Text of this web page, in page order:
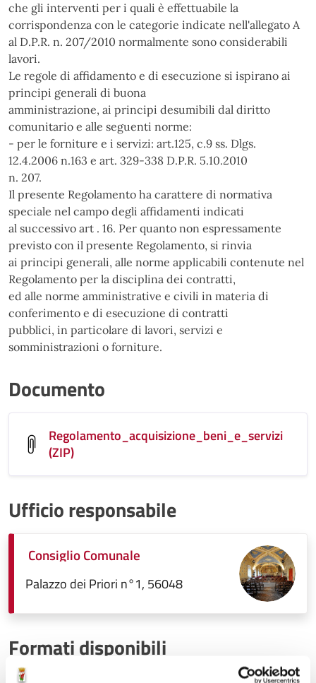
che gli interventi per i quali è effettuabile la
corrispondenza con le categorie indicate nell'allegato A
al D.P.R. n. 207/2010 normalmente sono considerabili
lavori.
Le regole di affidamento e di esecuzione si ispirano ai
principi generali di buona
amministrazione, ai principi desumibili dal diritto
comunitario e alle seguenti norme:
- per le forniture e i servizi: art.125, c.9 ss. Dlgs.
12.4.2006 n.163 e art. 329-338 D.P.R. 5.10.2010
n. 207.
Il presente Regolamento ha carattere di normativa
speciale nel campo degli affidamenti indicati
al successivo art . 16. Per quanto non espressamente
previsto con il presente Regolamento, si rinvia
ai principi generali, alle norme applicabili contenute nel
Regolamento per la disciplina dei contratti,
ed alle norme amministrative e civili in materia di
conferimento e di esecuzione di contratti
pubblici, in particolare di lavori, servizi e
somministrazioni o forniture.
Documento
Regolamento_acquisizione_beni_e_servizi
(ZIP)
Ufficio responsabile
Consiglio Comunale
Palazzo dei Priori n°1, 56048
Formati disponibili
Zip.